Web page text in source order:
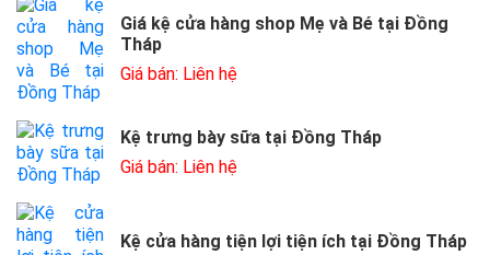
Giá kệ cửa hàng shop Mẹ và Bé tại Đồng
Tháp
Giá bán: Liên hệ
Kệ trưng bày sữa tại Đồng Tháp
Giá bán: Liên hệ
Kệ cửa hàng tiện lợi tiện ích tại Đồng Tháp